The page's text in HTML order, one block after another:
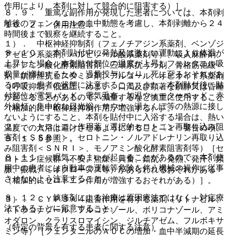
作用により、本剤に対して競合的に阻害する）］。
１０．２． 併用注意：
１）． 中枢神経抑制剤（フェノチアジン系薬剤、ベンゾジ
アゼピン系薬剤、バルビツール酸系薬剤等）、吸入麻酔剤、
モノアミン酸化酵素阻害剤、三環系抗うつ剤、骨格筋弛緩
剤、鎮静性抗ヒスタミン剤、アルコール、オピオイド系薬剤
［呼吸抑制、低血圧、めまい、口渇及び顕著な鎮静又は昏睡
が起こることがあるので、減量するなど慎重に使用すること
（相加的に中枢神経抑制作用が増強する）］。
２）． セロトニン作用薬（選択的セロトニン再取り込み阻
害剤＜ＳＳＲＩ＞、セロトニン・ノルアドレナリン再取り込
み阻害剤＜ＳＮＲＩ＞、モノアミン酸化酵素阻害剤等）［セ
ロトニン症候群（不安、焦燥、興奮、錯乱、発熱、発汗、頻
脈、振戦、ミオクローヌス等）があらわれるおそれがある
（相加的にセロトニン作用が増強するおそれがある）］。
３）． ＣＹＰ３Ａ４阻害作用を有する薬剤（リトナビル、
イトラコナゾール、フルコナゾール、ボリコナゾール、アミ
オダロン、クラリスロマイシン、ジルチアゼム、フルボキサ
ミン等）［フェンタニルのＡＵＣの増加・血中半減期の延長
８．９． 重篤な副作用が発現した患者については、本剤剥
離後のフェンタニルの血中動態を考慮し、本剤剥離から２４
時間後まで観察を継続すること。
８．１０． 本剤貼付中に発熱又は激しい運動により体温が
上昇した場合、本剤貼付部位の温度が上昇しフェンタニル吸
収量が増加するため、過量投与になり、死に至るおそれがあ
るので、患者の状態に注意すること。また、本剤貼付後、貼
付部位が電気パッド、電気毛布、加温ウォーターベッド、赤
外線灯、集中的な日光浴、サウナ、湯たんぽ等の熱源に接し
ないようにすること。本剤を貼付中に入浴する場合は、熱い
温度での入浴は避けさせるようにすること〔１．警告の項、
９．１．５参照〕。
８．１１． 眠気、めまいが起こることがあるので、本剤使
用中の患者には自動車の運転等危険を伴う機械の操作に従事
させないよう注意すること。
８．１２． 鎮痛剤による治療は原因療法ではなく、対症療
法であることに留意すること。
（特定の背景を有する患者に関する注意）